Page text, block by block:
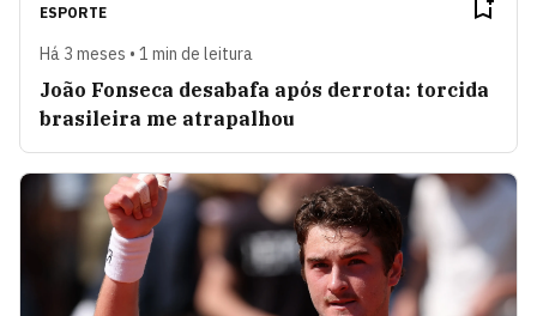
ESPORTE
Há 3 meses • 1 min de leitura
João Fonseca desabafa após derrota: torcida
brasileira me atrapalhou